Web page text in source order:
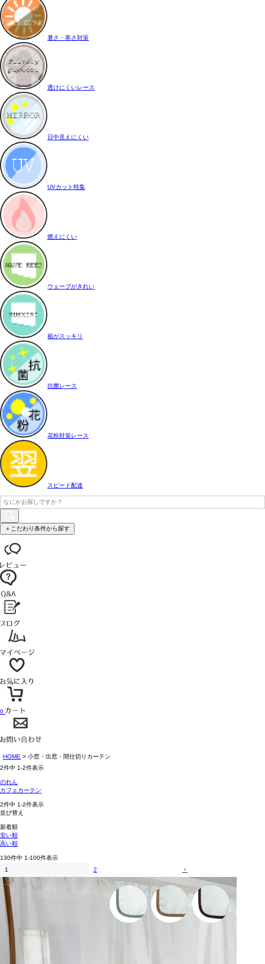
暑さ・寒さ対策
透けにくいレース
日中見えにくい
UVカット特集
燃えにくい
ウェーブがきれい
裾がスッキリ
抗菌レース
花粉対策レース
スピード配達
＋こだわり条件から探す
0
HOME
小窓・出窓・間仕切りカーテン
2件中 1-2件表示
のれん
カフェカーテン
2件中 1-2件表示
並び替え
新着順
安い順
高い順
130件中 1-100件表示
1
2